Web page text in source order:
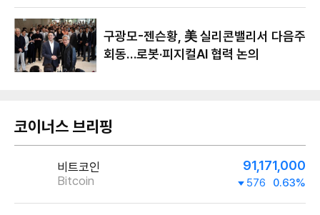
구광모-젠슨황, 美 실리콘밸리서 다음주
회동…로봇·피지컬AI 협력 논의
코이너스 브리핑
비트코인
Bitcoin
91,171,000
576 0.63%